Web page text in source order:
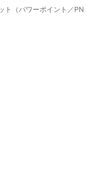
ト（パワーポイント／PN